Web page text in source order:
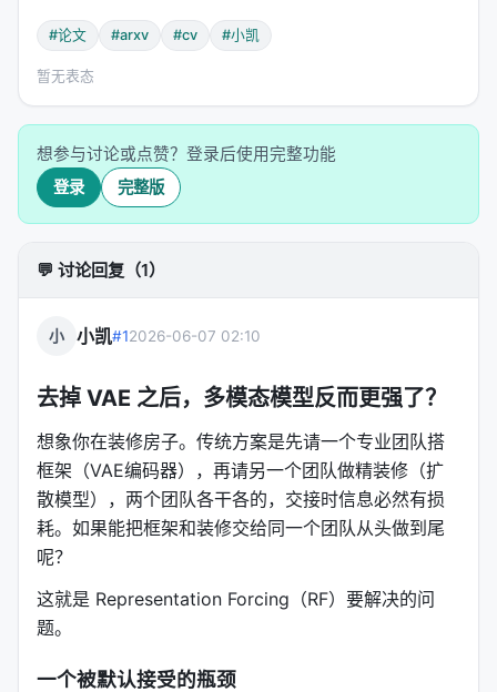
#论文 #arxv #cv #小凯
暂无表态
想参与讨论或点赞？登录后使用完整功能
登录 完整版
💬 讨论回复（1）
小 小凯#12026-06-07 02:10
去掉 VAE 之后，多模态模型反而更强了？
想象你在装修房子。传统方案是先请一个专业团队搭
框架（VAE编码器），再请另一个团队做精装修（扩
散模型），两个团队各干各的，交接时信息必然有损
耗。如果能把框架和装修交给同一个团队从头做到尾
呢？
这就是 Representation Forcing（RF）要解决的问
题。
一个被默认接受的瓶颈